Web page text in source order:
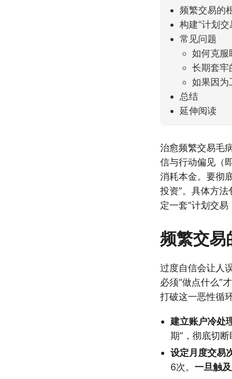
频繁交易的
构建“计划
常见问题
如何克服
长期套牢
如果因为
总结
延伸阅读
治愈频繁交易毛
信与行动偏见（
消耗本金。要彻
投资”。具体方
定一套“计划交易
频繁交易
过度自信会让人
必须“做点什么”
打破这一恶性循
建立账户冷处
期”，彻底切断
设定月度交易
6次。 一旦触